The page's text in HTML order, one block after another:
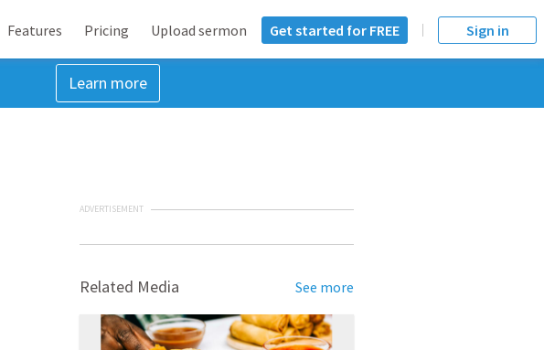
Features Pricing Upload sermon Get started for FREE Sign in
Learn more
ADVERTISEMENT
Related Media See more